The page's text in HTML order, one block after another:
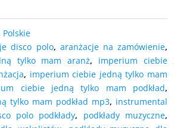
Polskie
disco polo, aranżacje na zamówienie,
tylko mam aranż, imperium ciebie
, imperium ciebie jedną tylko mam
ciebie jedną tylko mam podkład,
tylko mam podkład mp3, instrumental
polo podkłady, podkłady muzyczne,